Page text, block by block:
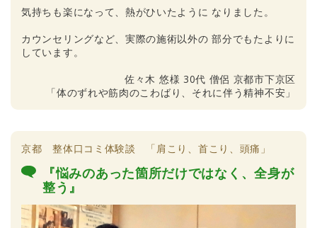
気持ちも楽になって、熱がひいたように なりました。
カウンセリングなど、実際の施術以外の 部分でもたよりに
しています。
佐々木 悠様 30代 僧侶 京都市下京区
「体のずれや筋肉のこわばり、それに伴う精神不安」
京都 整体口コミ体験談 「肩こり、首こり、頭痛」
『悩みのあった箇所だけではなく、全身が
整う』